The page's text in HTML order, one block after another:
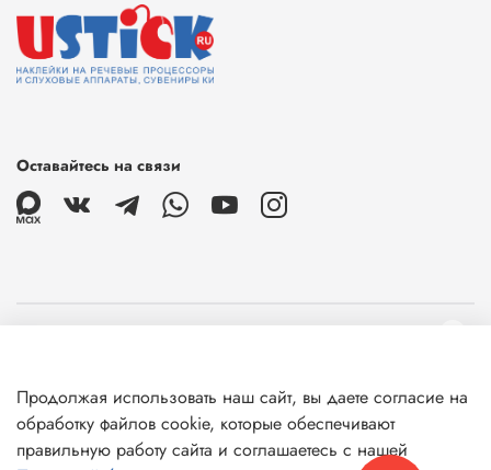
Клиентам
Информация
Оставайтесь на связи
Продолжая использовать наш сайт, вы даете согласие на
обработку файлов cookie, которые обеспечивают
правильную работу сайта и соглашаетесь с нашей